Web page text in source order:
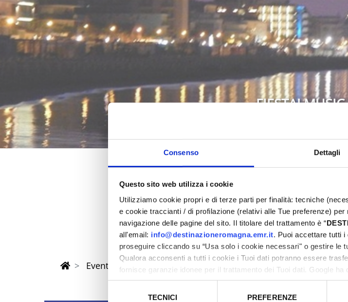
Consenso Dettagli
Questo sito web utilizza i cookie
Utilizziamo cookie propri e di terze parti per finalità: tecniche
e cookie traccianti / di profilazione (relativi alle Tue preferenze)
navigazione delle pagine del sito. Il titolare del trattamento è “
all'email: info@destinazioneromagna.emr.it. Puoi accettare tutti i
proseguire cliccando su “Usa solo i cookie necessari" o gestire le
Qualora acconsenti a tutti i cookie i Tuoi dati potranno essere
fornisce garanzie idonee per il trattamento dei Tuoi dati. Google
sicurezza a Tutela dei navigatori, che abbiamo valutato essere
TECNICI PREFERENZE
FIESTA!
Pasqua 2026
nella provincia di Rimini
Non perdere
weekend ricco di eventi,
proposte e preparati a
Eventi di Pasqua Riviera Rimini